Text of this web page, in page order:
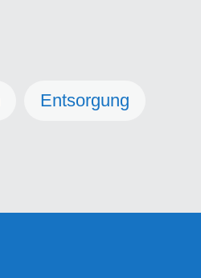
Entsorgung